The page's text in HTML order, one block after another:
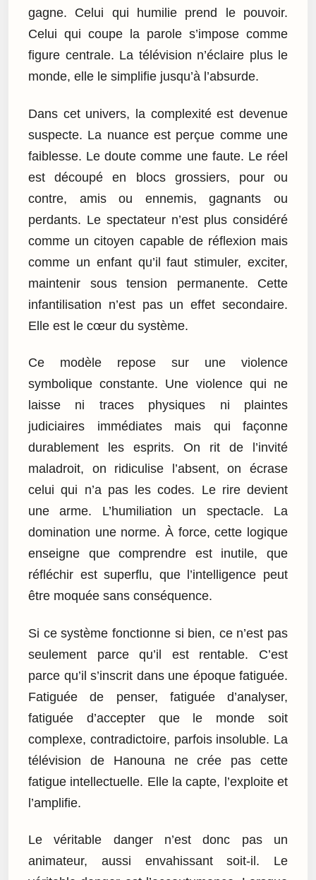
gagne. Celui qui humilie prend le pouvoir.
Celui qui coupe la parole s’impose comme
figure centrale. La télévision n’éclaire plus le
monde, elle le simplifie jusqu’à l’absurde.
Dans cet univers, la complexité est devenue
suspecte. La nuance est perçue comme une
faiblesse. Le doute comme une faute. Le réel
est découpé en blocs grossiers, pour ou
contre, amis ou ennemis, gagnants ou
perdants. Le spectateur n’est plus considéré
comme un citoyen capable de réflexion mais
comme un enfant qu’il faut stimuler, exciter,
maintenir sous tension permanente. Cette
infantilisation n’est pas un effet secondaire.
Elle est le cœur du système.
Ce modèle repose sur une violence
symbolique constante. Une violence qui ne
laisse ni traces physiques ni plaintes
judiciaires immédiates mais qui façonne
durablement les esprits. On rit de l’invité
maladroit, on ridiculise l’absent, on écrase
celui qui n’a pas les codes. Le rire devient
une arme. L’humiliation un spectacle. La
domination une norme. À force, cette logique
enseigne que comprendre est inutile, que
réfléchir est superflu, que l’intelligence peut
être moquée sans conséquence.
Si ce système fonctionne si bien, ce n’est pas
seulement parce qu’il est rentable. C’est
parce qu’il s’inscrit dans une époque fatiguée.
Fatiguée de penser, fatiguée d’analyser,
fatiguée d’accepter que le monde soit
complexe, contradictoire, parfois insoluble. La
télévision de Hanouna ne crée pas cette
fatigue intellectuelle. Elle la capte, l’exploite et
l’amplifie.
Le véritable danger n’est donc pas un
animateur, aussi envahissant soit-il. Le